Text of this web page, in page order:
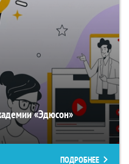
«Эдюсон»
ПОДРОБНЕЕ